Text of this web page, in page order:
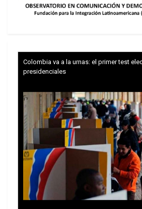
Colombia va a la urnas: el primer test
presidenciales